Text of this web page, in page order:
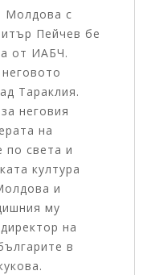
Молдова с
Пейчев бе
от ИАБЧ.
Тараклия.
неговия
на
по света и
култура
и
му
на
в